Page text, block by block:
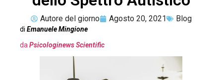
Autore del giorno Agosto 20, 2021 Blog
di Emanuele Mingione
da Psicologinews Scientific